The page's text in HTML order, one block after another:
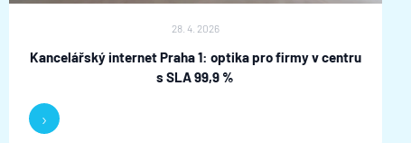
28. 4. 2026
Kancelářský internet Praha 1: optika pro firmy v centru
s SLA 99,9 %
›